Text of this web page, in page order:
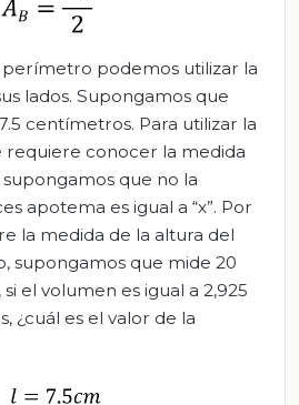
podemos utilizar la
lados. Supongamos que
centímetros. Para utilizar la
requiere conocer la medida
que no la
apotema es igual a “x”. Por
la medida de la altura del
supongamos que mide 20
el volumen es igual a 2,925
¿cuál es el valor de la